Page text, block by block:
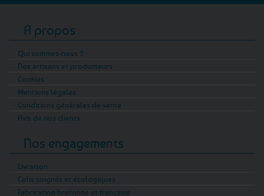
A propos
Qui sommes-nous ?
Nos artisans et producteurs
Cookies
Mentions légales
Conditions générales de vente
Avis de nos clients
Nos engagements
Livraison
Colis soignés et écologiques
Fabrication bretonne et française